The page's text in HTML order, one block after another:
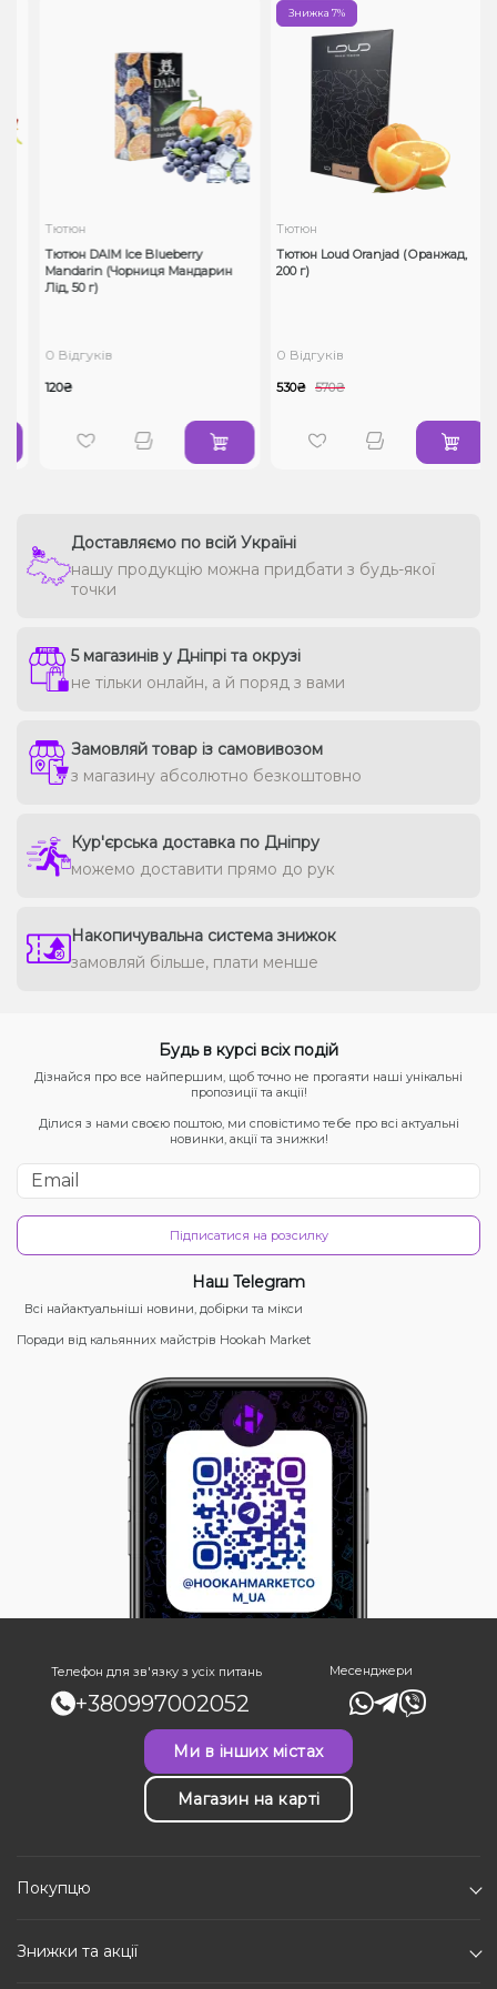
Тютюн
Тютюн DAIM Ice Blueberry
Mandarin (Чорниця Мандарин
Лід, 50 г)
0 Відгуків
120₴
Знижка 7%
Тютюн
Тютюн Loud Oranjad (Оранжад,
200 г)
0 Відгуків
530₴ 570₴
Доставляємо по всій Україні
нашу продукцію можна придбати з будь-якої
точки
5 магазинів у Дніпрі та окрузі
не тільки онлайн, а й поряд з вами
Замовляй товар із самовивозом
з магазину абсолютно безкоштовно
Кур'єрська доставка по Дніпру
можемо доставити прямо до рук
Накопичувальна система знижок
замовляй більше, плати менше
Будь в курсі всіх подій
Дізнайся про все найпершим, щоб точно не прогаяти наші унікальні
пропозиції та акції!
Ділися з нами своєю поштою, ми сповістимо тебе про всі актуальні
новинки, акції та знижки!
Підписатися на розсилку
Наш Telegram
Всі найактуальніші новини, добірки та мікси
Поради від кальянних майстрів Hookah Market
Телефон для зв'язку з усіх питань
+380997002052
Месенджери
Ми в інших містах
Магазин на карті
Покупцю
Знижки та акції